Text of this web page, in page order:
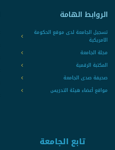
الروابط الهامة
تسجيل الجامعة لدى موقع الحكومة
الامريكية
مجلة الجامعة
المكتبة الرقمية
صحيفة صدى الجامعة
مواقع أعضاء هيئة التدريس
تابع الجامعة